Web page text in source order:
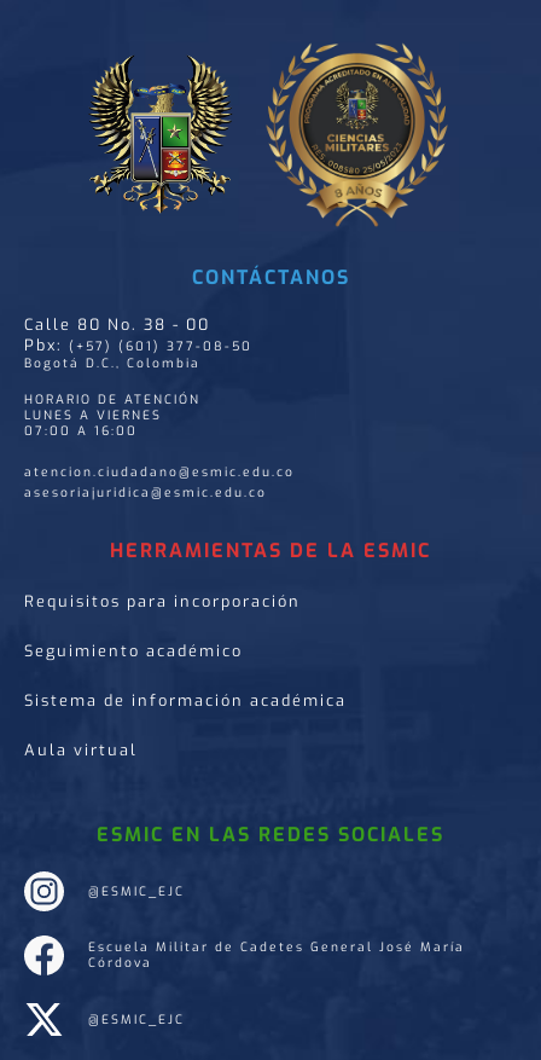
CONTÁCTANOS
Calle 80 No. 38 - 00
Pbx:
(+57) (601) 377-08-50
Bogotá D.C., Colombia
HORARIO DE ATENCIÓN
LUNES A VIERNES
07:00 A 16:00
atencion.ciudadano@esmic.edu.co
asesoriajuridica@esmic.edu.co
HERRAMIENTAS DE LA ESMIC
Requisitos para incorporación
Seguimiento académico
Sistema de información académica
Aula virtual
ESMIC EN LAS REDES SOCIALES
@ESMIC_EJC
Escuela Militar de Cadetes General José María
Córdova
@ESMIC_EJC